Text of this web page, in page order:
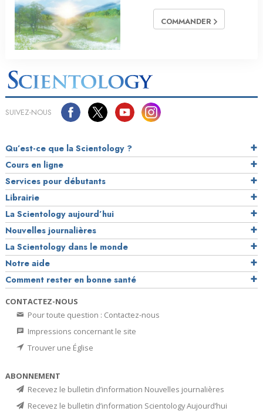
COMMANDER
SUIVEZ-NOUS
Qu’est-ce que la Scientology ?
Cours en ligne
Services pour débutants
Librairie
La Scientology aujourd’hui
Nouvelles journalières
La Scientology dans le monde
Notre aide
Comment rester en bonne santé
CONTACTEZ-NOUS
Pour toute question : Contactez-nous
Impressions concernant le site
Trouver une Église
ABONNEMENT
Recevez le bulletin d’information Nouvelles journalières
Recevez le bulletin d’information Scientology Aujourd’hui